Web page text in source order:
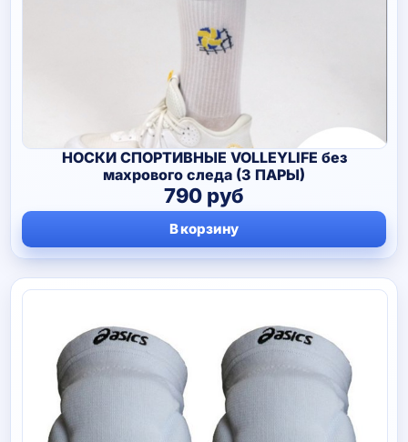
НОСКИ СПОРТИВНЫЕ VOLLEYLIFE без
махрового следа (3 ПАРЫ)
790 руб
В корзину